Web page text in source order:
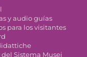
y audio guías
para los visitantes
del Sistema Musei